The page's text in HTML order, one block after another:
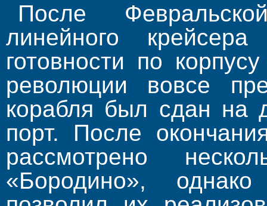
После
линейного
готовности по
революции вовсе
корабля был сдан на
порт. После
рассмотрено
«Бородино»,